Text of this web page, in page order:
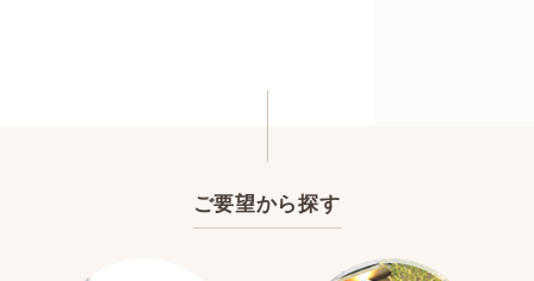
ご要望から探す